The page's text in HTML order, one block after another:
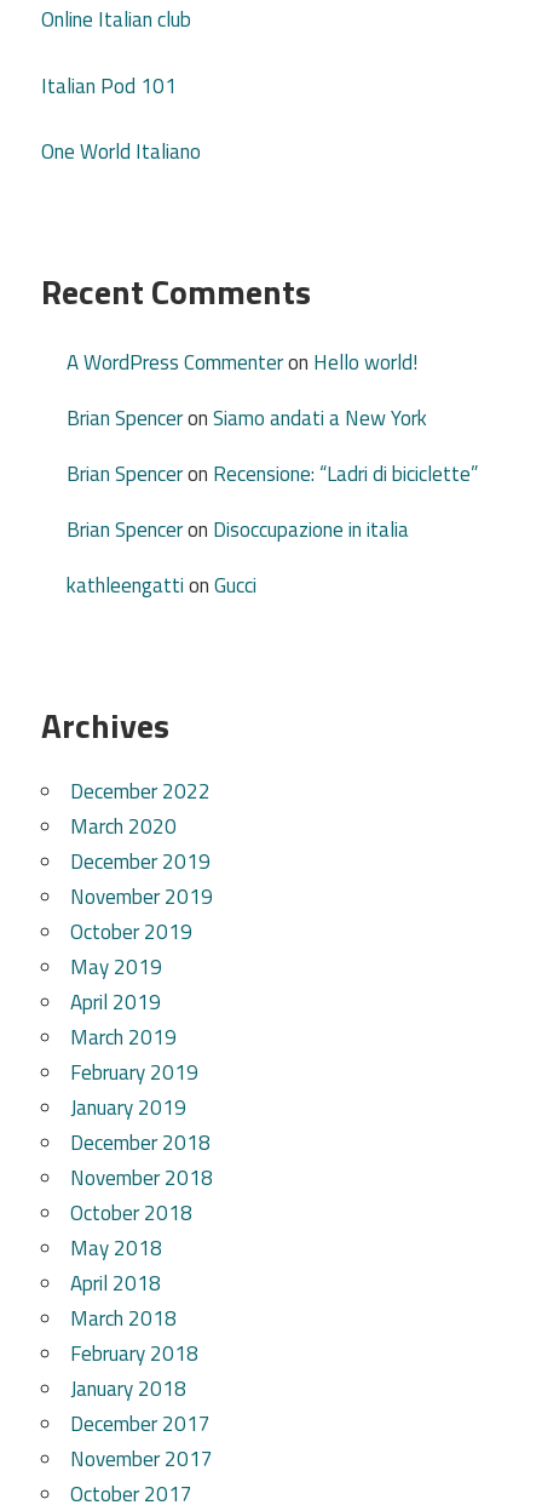
Online Italian club
Italian Pod 101
One World Italiano
Recent Comments
A WordPress Commenteron Hello world!
Brian SpenceronSiamo andati a New York
Brian Spenceron Recensione: “Ladri di biciclette”
Brian Spenceron Disoccupazione in italia
kathleengattionGucci
Archives
December 2022
March 2020
December 2019
November 2019
October 2019
May 2019
April 2019
March 2019
February 2019
January 2019
December 2018
November 2018
October 2018
May 2018
April 2018
March 2018
February 2018
January 2018
December 2017
November 2017
October 2017